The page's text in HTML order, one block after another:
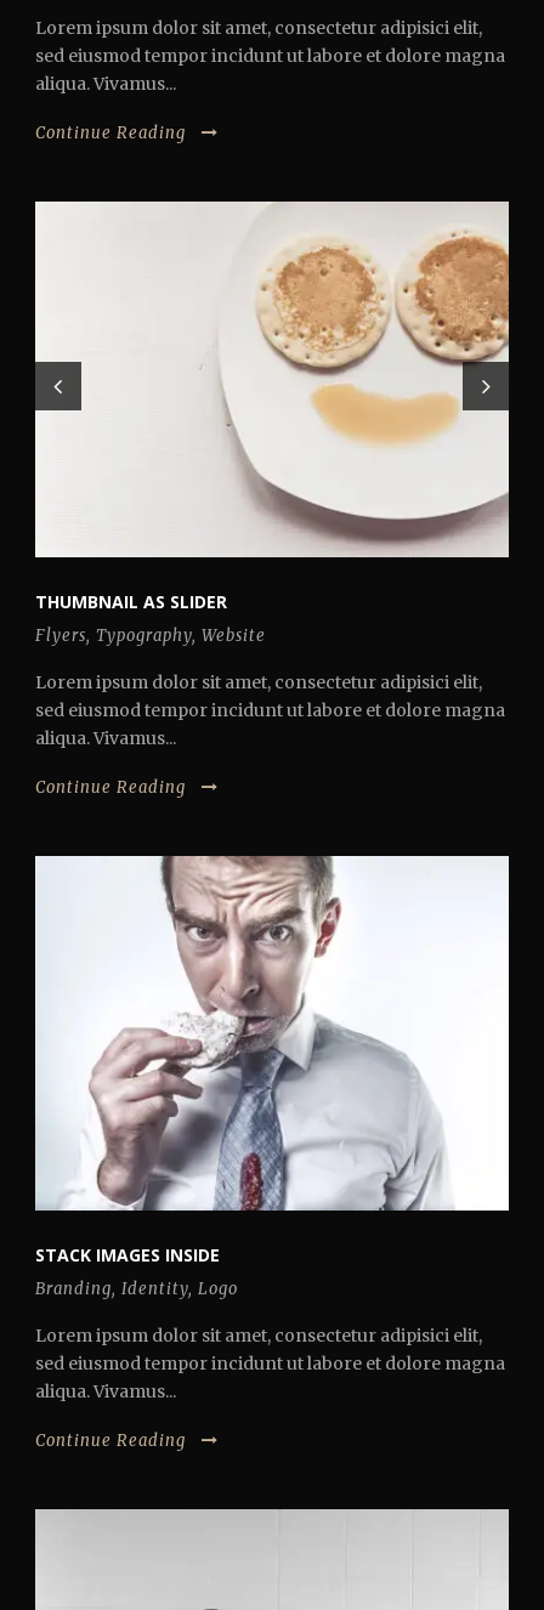
Lorem ipsum dolor sit amet, consectetur adipisici elit,
sed eiusmod tempor incidunt ut labore et dolore magna
aliqua. Vivamus...
Continue Reading
THUMBNAIL AS SLIDER
Flyers, Typography, Website
Lorem ipsum dolor sit amet, consectetur adipisici elit,
sed eiusmod tempor incidunt ut labore et dolore magna
aliqua. Vivamus...
Continue Reading
STACK IMAGES INSIDE
Branding, Identity, Logo
Lorem ipsum dolor sit amet, consectetur adipisici elit,
sed eiusmod tempor incidunt ut labore et dolore magna
aliqua. Vivamus...
Continue Reading